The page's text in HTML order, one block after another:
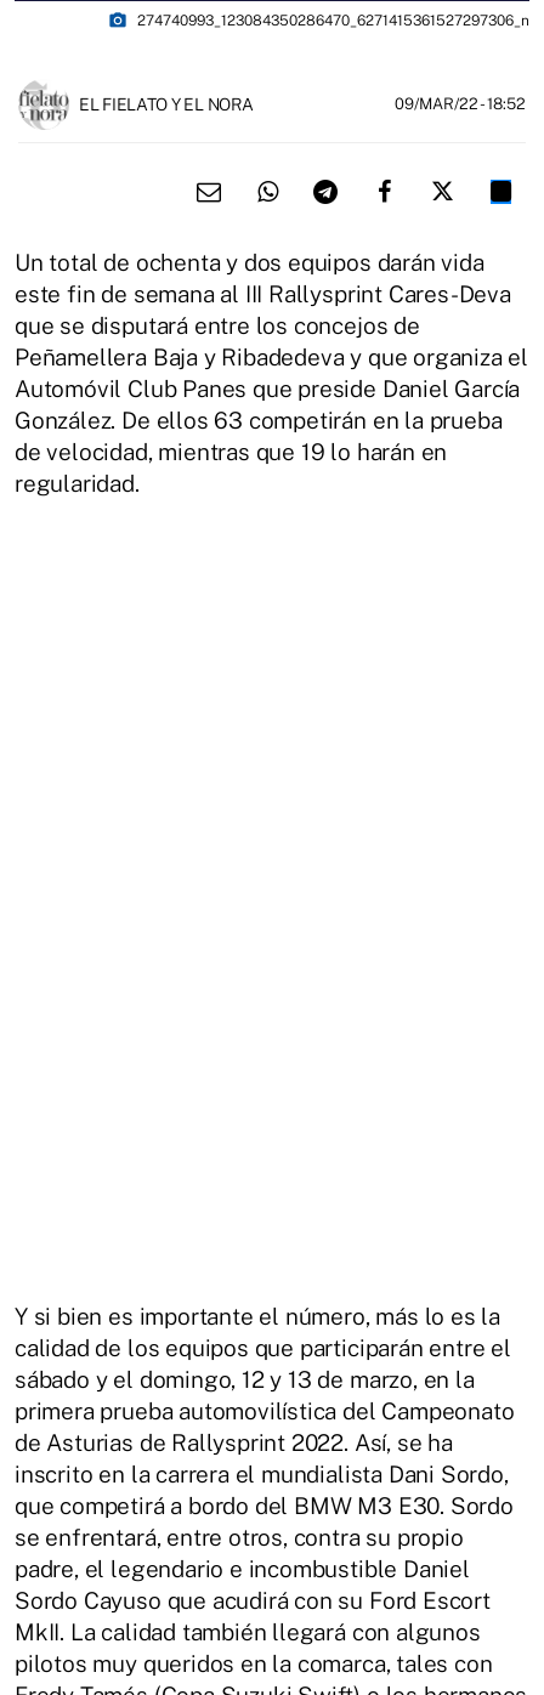
photo_camera 274740993_123084350286470_6271415361527297306_n
EL FIELATO Y EL NORA 09/MAR/22- 18:52
Un total de ochenta y dos equipos darán vida
este fin de semana al III Rallysprint Cares-Deva
que se disputará entre los concejos de
Peñamellera Baja y Ribadedeva y que organiza el
Automóvil Club Panes que preside Daniel García
González. De ellos 63 competirán en la prueba
de velocidad, mientras que 19 lo harán en
regularidad.
Y si bien es importante el número, más lo es la
calidad de los equipos que participarán entre el
sábado y el domingo, 12 y 13 de marzo, en la
primera prueba automovilística del Campeonato
de Asturias de Rallysprint 2022. Así, se ha
inscrito en la carrera el mundialista Dani Sordo,
que competirá a bordo del BMW M3 E30. Sordo
se enfrentará, entre otros, contra su propio
padre, el legendario e incombustible Daniel
Sordo Cayuso que acudirá con su Ford Escort
MkII. La calidad también llegará con algunos
pilotos muy queridos en la comarca, tales con